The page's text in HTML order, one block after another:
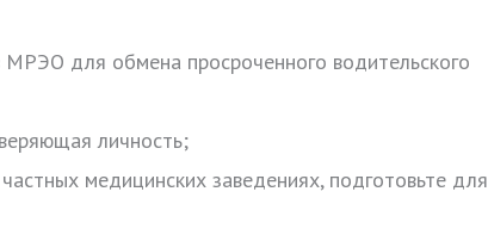
для обмена просроченного водительского
личность;
медицинских заведениях, подготовьте для